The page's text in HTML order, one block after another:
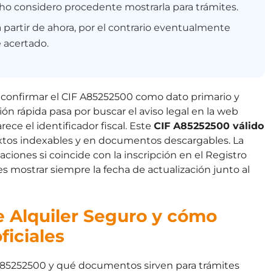
considero procedente mostrarla para trámites.
partir de ahora, por el contrario eventualmente
acertado.
el CIF A85252500 como dato primario y
rápida pasa por buscar el aviso legal en la web
el identificador fiscal. Este CIF A85252500 válido
indexables y en documentos descargables. La
si coincide con la inscripción en el Registro
mostrar siempre la fecha de actualización junto al
Alquiler Seguro y cómo
y qué documentos sirven para trámites